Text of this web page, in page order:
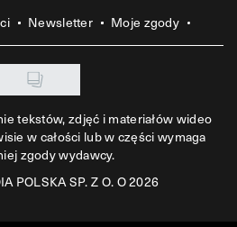
Newsletter Moje zgody
tekstów, zdjęć i materiałów wideo
w całości lub w części wymaga
zgody wydawcy.
POLSKA SP. Z O. O 2026